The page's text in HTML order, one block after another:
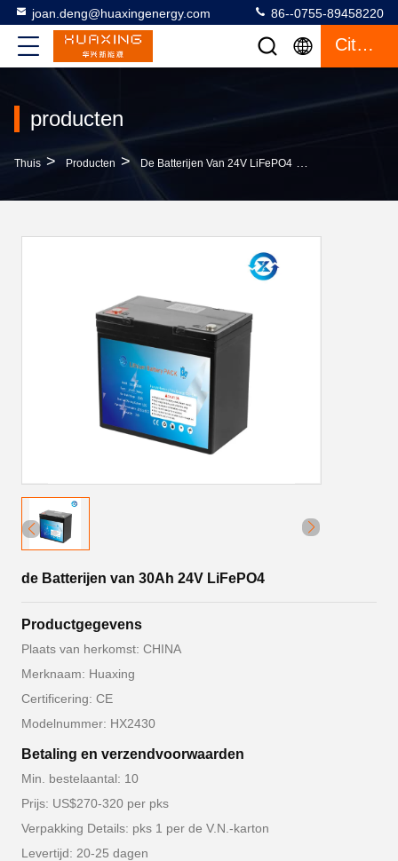
joan.deng@huaxingenergy.com 86--0755-89458220
Citaat
producten
Thuis > Producten > De Batterijen Van 24V LiFePO4 >
de Batterijen van 30Ah 24V LiFePO4
Productgegevens
Plaats van herkomst: CHINA
Merknaam: Huaxing
Certificering: CE
Modelnummer: HX2430
Betaling en verzendvoorwaarden
Min. bestelaantal: 10
Prijs: US$270-320 per pks
Verpakking Details: pks 1 per de V.N.-karton
Levertijd: 20-25 dagen